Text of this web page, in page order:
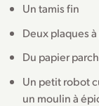
Un tamis fin
Deux plaques
Du papier
Un petit robot
un moulin à